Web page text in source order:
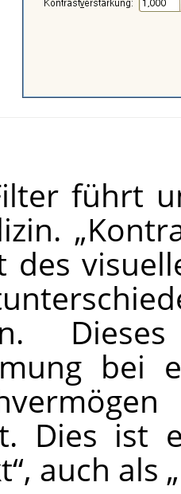
führt
„
des
bei
Dies ist
“, auch als „